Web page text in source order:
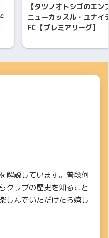
【タツノオトシゴのエン
ニューカッスル・ユナイ
FC【プレミアリーグ】
解説しています。普段何
クラブの歴史を知ること
しんでいただけたら嬉し